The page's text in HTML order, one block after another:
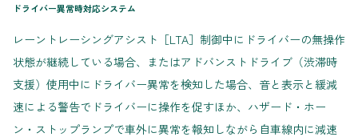
ドライバー異常時対応システム
レーントレーシングアシスト［LTA］制御中にドライバーの無操作
状態が継続している場合、またはアドバンストドライブ（渋滞時
支援）使用中にドライバー異常を検知した場合、音と表示と緩減
速による警告でドライバーに操作を促すほか、ハザード・ホー
ン・ストップランプで車外に異常を報知しながら自車線内に減速